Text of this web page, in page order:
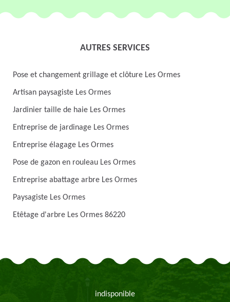
AUTRES SERVICES
Pose et changement grillage et clôture Les Ormes
Artisan paysagiste Les Ormes
Jardinier taille de haie Les Ormes
Entreprise de jardinage Les Ormes
Entreprise élagage Les Ormes
Pose de gazon en rouleau Les Ormes
Entreprise abattage arbre Les Ormes
Paysagiste Les Ormes
Etêtage d'arbre Les Ormes 86220
indisponible